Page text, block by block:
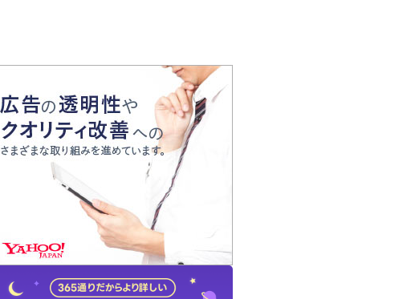
トップ
ユーザーの声
占いの流れ
おすすめの占い師